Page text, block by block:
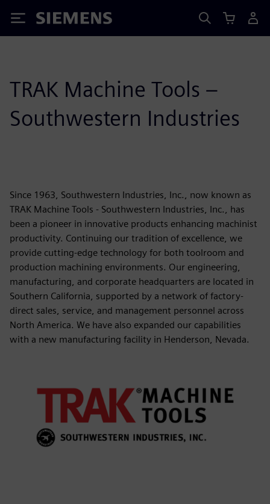
Siemens
TRAK Machine Tools –
Southwestern Industries
Since 1963, Southwestern Industries, Inc., now known as
TRAK Machine Tools - Southwestern Industries, Inc., has
been a pioneer in innovative products enhancing machinist
productivity. Continuing our tradition of excellence, we
provide cutting-edge technology for both toolroom and
production machining environments. Our engineering,
manufacturing, and corporate headquarters are located in
Southern California, supported by a network of factory-
direct sales, service, and management personnel across
North America. We have also expanded our capabilities
with a new manufacturing facility in Henderson, Nevada.